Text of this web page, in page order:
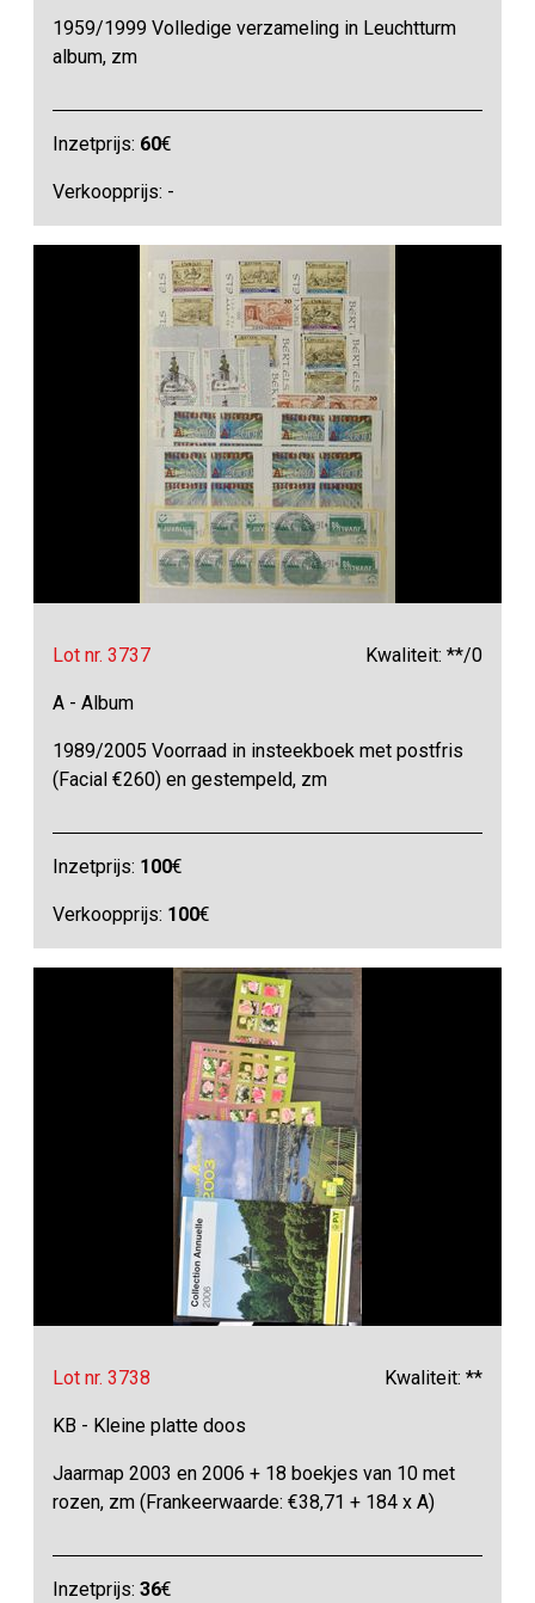
1959/1999 Volledige verzameling in Leuchtturm
album, zm
Inzetprijs: 60€
Verkoopprijs: -
Lot nr. 3737 Kwaliteit: **/0
A - Album
1989/2005 Voorraad in insteekboek met postfris
(Facial €260) en gestempeld, zm
Inzetprijs: 100€
Verkoopprijs: 100€
Lot nr. 3738 Kwaliteit: **
KB - Kleine platte doos
Jaarmap 2003 en 2006 + 18 boekjes van 10 met
rozen, zm (Frankeerwaarde: €38,71 + 184 x A)
Inzetprijs:36€